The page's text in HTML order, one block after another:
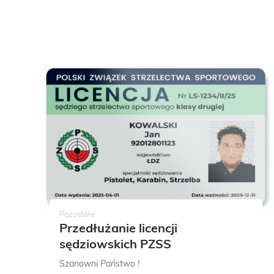
Liga
2025
Tradycyjnie rozpoczynamy rywalizację w
Pozostałe
Przedłużanie licencji
sędziowskich PZSS
Szanowni Państwo !